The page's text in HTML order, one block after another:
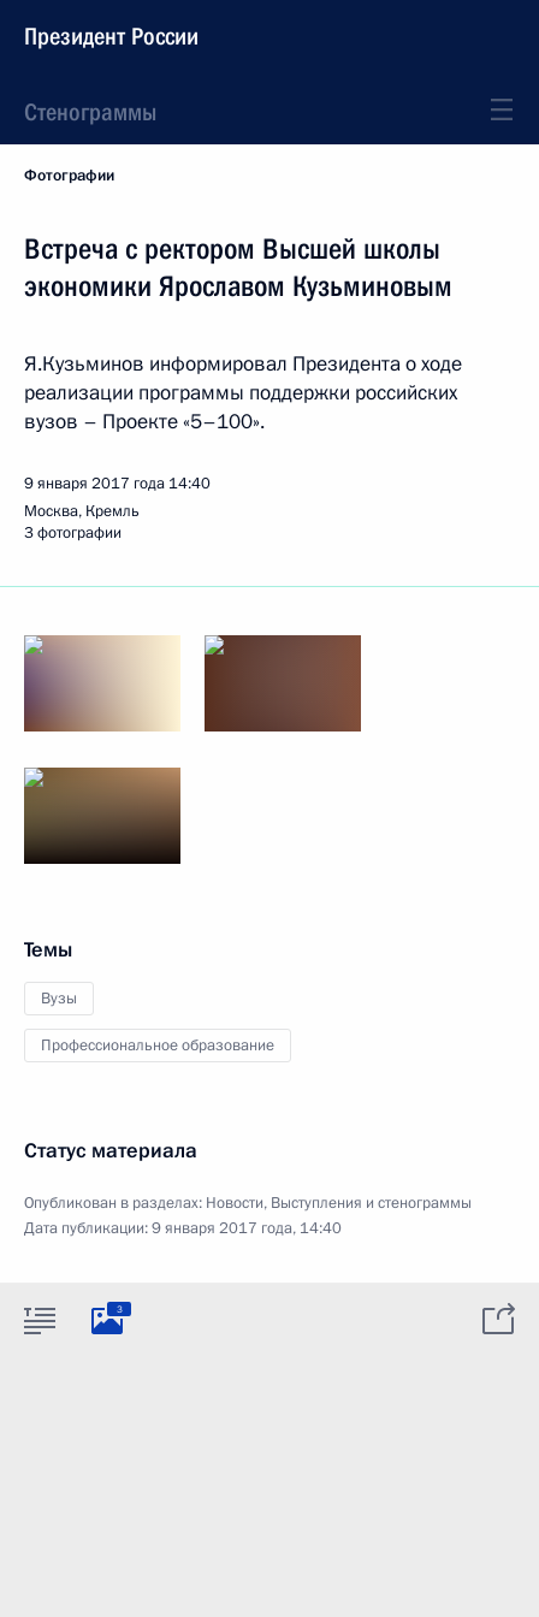
Президент России
Стенограммы
Фотографии
Встреча с ректором Высшей школы
экономики Ярославом Кузьминовым
Я.Кузьминов информировал Президента о ходе
реализации программы поддержки российских
вузов – Проекте «5–100».
9 января 2017 года 14:40
Москва, Кремль
3 фотографии
Темы
Вузы
Профессиональное образование
Статус материала
Опубликован в разделах: Новости, Выступления и стенограммы
Дата публикации:9 января 2017 года, 14:40
3